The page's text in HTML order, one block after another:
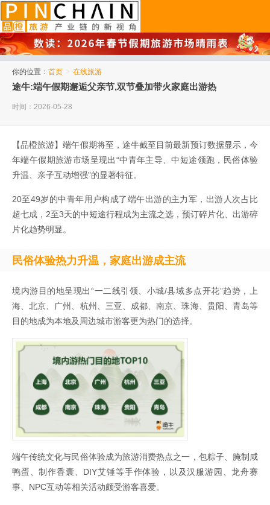
你的位置： 首页 > 在线旅游
途牛:端午假期邂逅父亲节,双节叠加带火家庭出游热
时间：2026-05-28
【品橙旅游】端午假期将至，途牛截至目前最新预订数据显示，今
年端午假期旅游市场呈现出“中青年主导、中短途领跑，民俗体验
升温、亲子互动增强”的显著特征。
20至49岁的中青年用户构成了端午出游的主力军，出游人次占比
超七成，2至3天的中短途行程成为主流之选，预订碎片化、出游碎
片化趋势明显。
民俗体验热力升温，家庭出游成主流
境内游目的地呈现出“一二线引领、小城/县域多点开花”趋势，上
海、北京、广州、杭州、三亚、成都、南京、珠海、贵阳、青岛等
目的地成为本地及周边城市游客更为热门的选择。
端午传统文化与民俗体验成为旅游消费热点之一，包粽子、腌制咸
鸭蛋、制作香囊、DIY艾锤等手作体验，以及汉服游园、龙舟赛
事、NPC互动等相关活动颇受游客喜爱。